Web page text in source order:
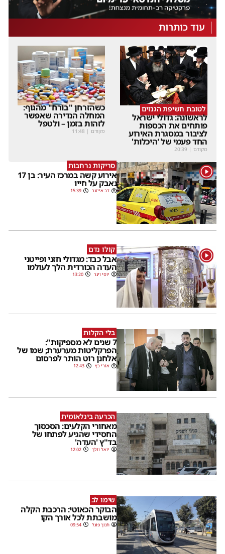
עוד כותרות
לטובת חשיפת הגנזים
לראשונה: גדולי ישראל
פותחים את הכספות
לציבור במסגרת האירוע
החד פעמי של 'היכלות'
מקודם |
20:39
כשהזרחן "בורח" מהגוף:
המחלה הנדירה שאפשר
לזהות בזמן – ולטפל
מקודם |
11:48
1 סריקות נרחבות
אירוע קשה במרכז העיר: בן 17
נאבק על חייו
דב אייזנר 15:39
1 קולו נדם
אבל כבד: מגדולי חזני ופייטני
העדה הכורדית הלך לעולמו
יוסי וינר 13:20
בלי הקלות
7 שנים לא מספיקות":
הפרקליטות מערערת; שמו של
אלחנן רוט הותר לפרסום
אורי כץ 12:43
הכרעה בינלאומית
מאחורי הקלעים: הסכסוך
החסידי שהגיע לפתחו של
בד"ץ 'העדה'
יואל וולך 12:02
שימו לב
הבוקר הכאוטי: הרכבת הקלה
מושבתת לכל אורך הקו
חנוך פוגל 09:54